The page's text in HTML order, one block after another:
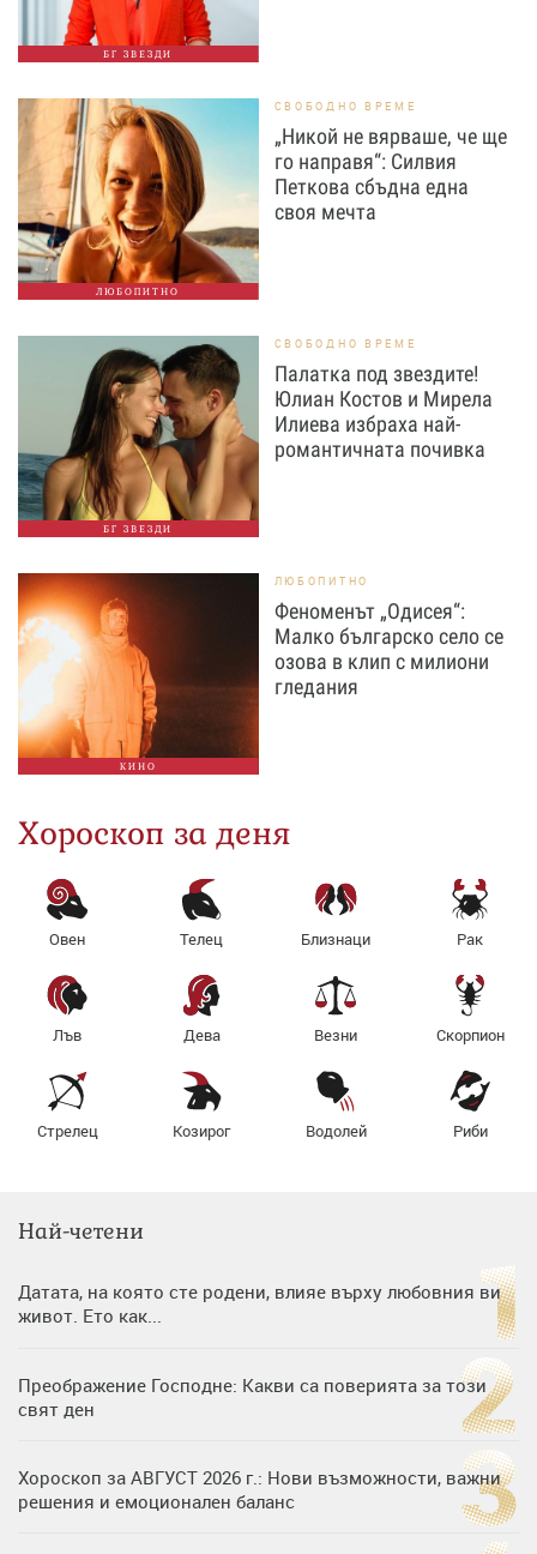
БГ ЗВЕЗДИ
ЛЮБОПИТНО
СВОБОДНО ВРЕМЕ
„Никой не вярваше, че ще
го направя“: Силвия
Петкова сбъдна една
своя мечта
БГ ЗВЕЗДИ
СВОБОДНО ВРЕМЕ
Палатка под звездите!
Юлиан Костов и Мирела
Илиева избраха най-
романтичната почивка
КИНО
ЛЮБОПИТНО
Феноменът „Одисея“:
Малко българско село се
озова в клип с милиони
гледания
Хороскоп за деня
Овен Телец Близнаци Рак
Лъв Дева Везни Скорпион
Стрелец Козирог Водолей Риби
Най-четени
Датата, на която сте родени, влияе върху любовния ви
живот. Ето как...
Преображение Господне: Какви са поверията за този
свят ден
Хороскоп за АВГУСТ 2026 г.: Нови възможности, важни
решения и емоционален баланс